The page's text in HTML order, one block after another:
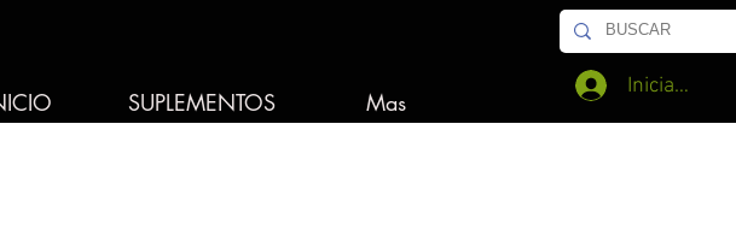
SUPLEMENTOS Mas
Iniciar sesión